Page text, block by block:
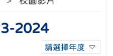
2024
請選擇年度